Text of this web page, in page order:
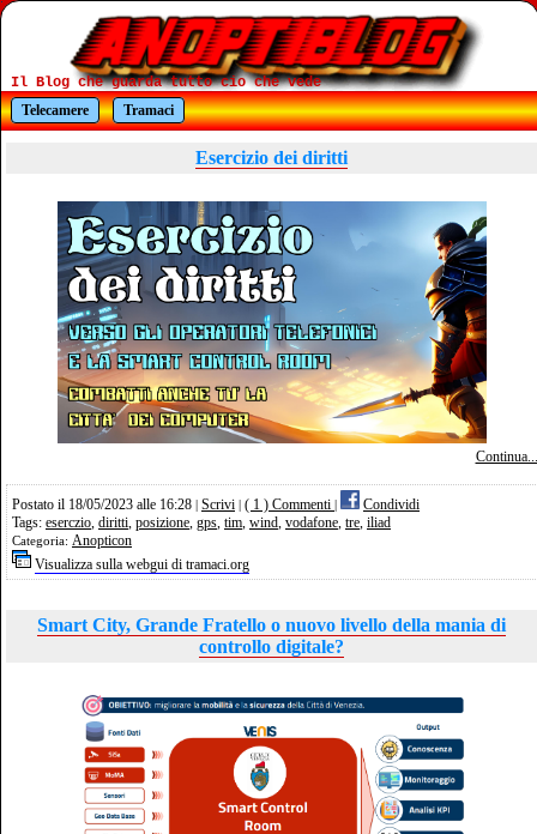
Il Blog che guarda tutto cio che vede
Telecamere
Tramaci
Esercizio dei diritti
Continua...
Postato il 18/05/2023 alle 16:28 Scrivi ( 1 ) Commenti
Condividi
Tags: eserczio diritti posizione gps tim wind vodafone tre iliad
Categoria: Anopticon
Visualizza sulla webgui di tramaci.org
Smart City, Grande Fratello o nuovo livello della mania di
controllo digitale?